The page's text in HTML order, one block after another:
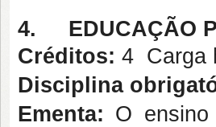
4. EDUCAÇÃO
Créditos: 4 Carga
Disciplina
Ementa: O